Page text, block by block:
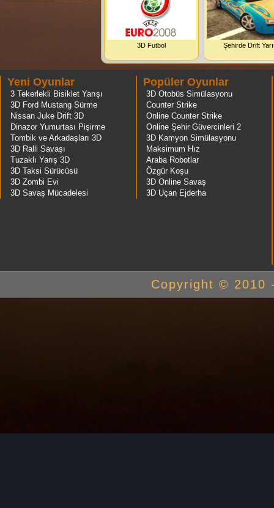
3D Futbol Şehirde Drift
Yeni Oyunlar
3 Tekerlekli Bisiklet Yarışı
3D Ford Mustang Sürme
Nissan Juke Drift 3D
Dinazor Yumurtası Pişirme
Tombik ve Arkadaşları 3D
3D Ralli Savaşı
Tuzaklı Yarış 3D
3D Taksi Sürücüsü
3D Zombi Evi
3D Savaş Mücadelesi
Popüler Oyunlar
3D Otobüs Simülasyonu
Counter Strike
Online Counter Strike
Online Şehir Güvercinleri 2
3D Kamyon Simülasyonu
Maksimum Hız
Araba Robotlar
Özgür Koşu
3D Online Savaş
3D Uçan Ejderha
Copyright © 2010